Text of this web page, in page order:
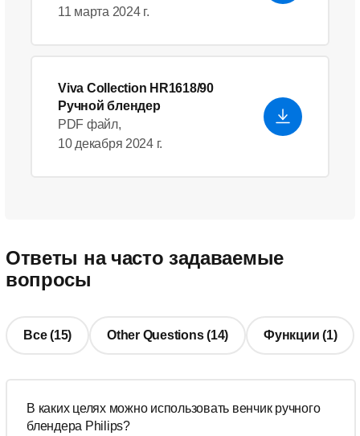
11 марта 2024 г.
Viva Collection HR1618/90
Ручной блендер
PDF файл,
10 декабря 2024 г.
Ответы на часто задаваемые
вопросы
Все (15) Other Questions (14) Функции (1)
В каких целях можно использовать венчик ручного
блендера Philips?